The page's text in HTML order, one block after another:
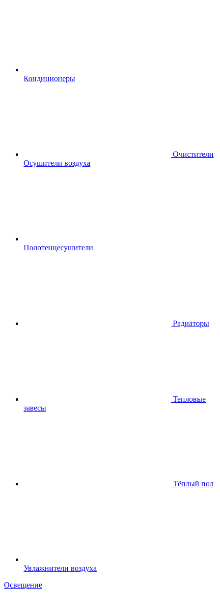
Кондиционеры
Очистители
Осушители воздуха
Полотенцесушители
Радиаторы
Тепловые
завесы
Тёплый пол
Увлажнители воздуха
Освещение